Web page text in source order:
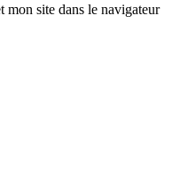
mon site dans le navigateur